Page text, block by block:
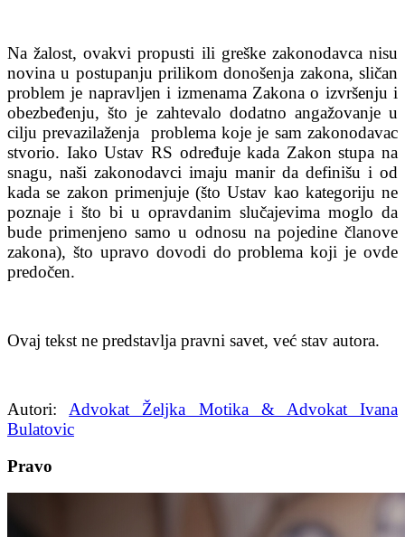
Na žalost, ovakvi propusti ili greške zakonodavca nisu
novina u postupanju prilikom donošenja zakona, sličan
problem je napravljen i izmenama Zakona o izvršenju i
obezbeđenju, što je zahtevalo dodatno angažovanje u
cilju prevazilaženja problema koje je sam zakonodavac
stvorio. Iako Ustav RS određuje kada Zakon stupa na
snagu, naši zakonodavci imaju manir da definišu i od
kada se zakon primenjuje (što Ustav kao kategoriju ne
poznaje i što bi u opravdanim slučajevima moglo da
bude primenjeno samo u odnosu na pojedine članove
zakona), što upravo dovodi do problema koji je ovde
predočen.
Ovaj tekst ne predstavlja pravni savet, već stav autora.
Autori: Advokat Željka Motika & Advokat Ivana
Bulatovic
Pravo